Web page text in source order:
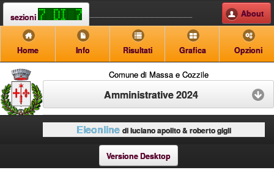
sezioni About
Home Info Risultati Grafica Opzioni
Comune di Massa e Cozzile
Amministrative 2024
Eleonline di luciano apolito & roberto gigli
Versione Desktop